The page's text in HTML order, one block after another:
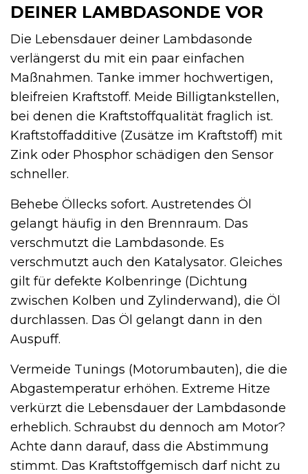
DEINER LAMBDASONDE VOR
Die Lebensdauer deiner Lambdasonde
verlängerst du mit ein paar einfachen
Maßnahmen. Tanke immer hochwertigen,
bleifreien Kraftstoff. Meide Billigtankstellen,
bei denen die Kraftstoffqualität fraglich ist.
Kraftstoffadditive (Zusätze im Kraftstoff) mit
Zink oder Phosphor schädigen den Sensor
schneller.
Behebe Öllecks sofort. Austretendes Öl
gelangt häufig in den Brennraum. Das
verschmutzt die Lambdasonde. Es
verschmutzt auch den Katalysator. Gleiches
gilt für defekte Kolbenringe (Dichtung
zwischen Kolben und Zylinderwand), die Öl
durchlassen. Das Öl gelangt dann in den
Auspuff.
Vermeide Tunings (Motorumbauten), die die
Abgastemperatur erhöhen. Extreme Hitze
verkürzt die Lebensdauer der Lambdasonde
erheblich. Schraubst du dennoch am Motor?
Achte dann darauf, dass die Abstimmung
stimmt. Das Kraftstoffgemisch darf nicht zu